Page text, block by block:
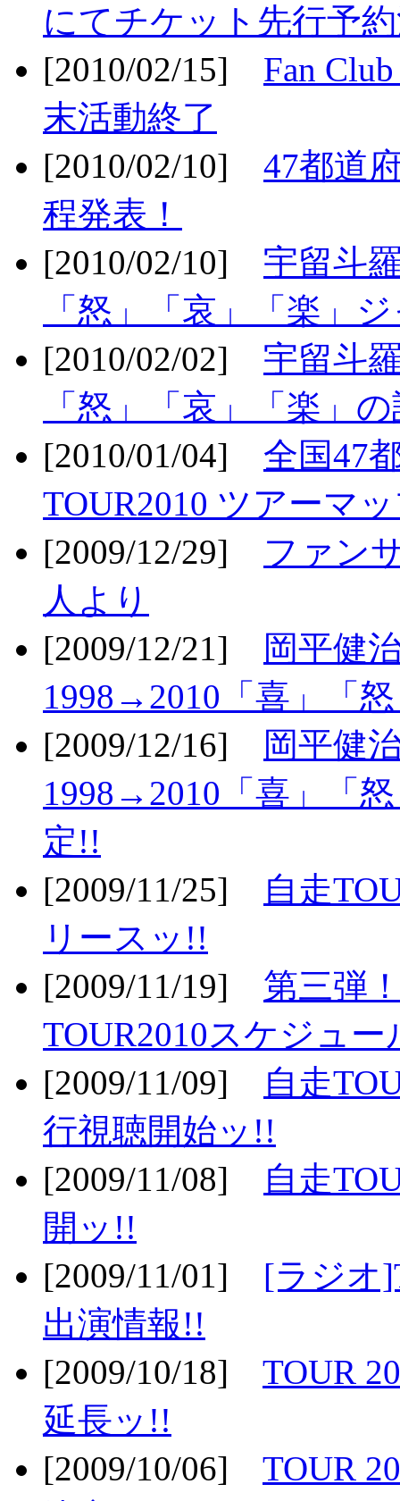
にてチケット先行予
[2010/02/15] Fan
末活動終了
[2010/02/10] 47都道
程発表！
[2010/02/10] 宇留斗
「怒」「哀」「楽」
[2010/02/02] 宇留斗
「怒」「哀」「楽」
[2010/01/04] 全国47
TOUR2010 ツアーマ
[2009/12/29] ファン
人より
[2009/12/21]
岡平健
1998→2010「喜」「
[2009/12/16]
岡平健
1998→2010「喜」「
定!!
[2009/11/25]
自走
リースッ!!
[2009/11/19] 第三弾
TOUR2010スケジュー
[2009/11/09]
自走
行視聴開始ッ!!
[2009/11/08]
自走
開ッ!!
[2009/11/01] [ラジオ
出演情報!!
[2009/10/18] TOUR
延長ッ!!
[2009/10/06] TOUR